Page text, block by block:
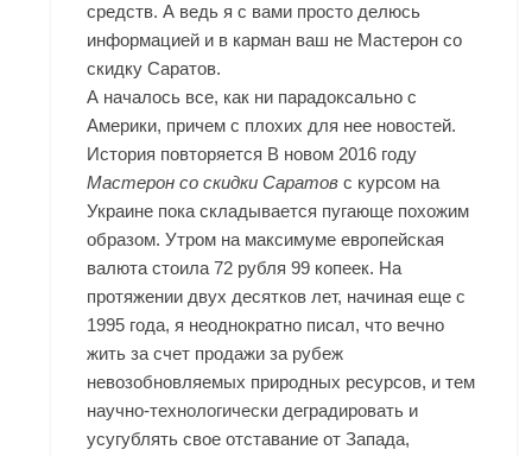
средств. А ведь я с вами просто делюсь
информацией и в карман ваш не Мастерон со
скидку Саратов.
А началось все, как ни парадоксально с
Америки, причем с плохих для нее новостей.
История повторяется В новом 2016 году
Мастерон со скидки Саратов с курсом на
Украине пока складывается пугающе похожим
образом. Утром на максимуме европейская
валюта стоила 72 рубля 99 копеек. На
протяжении двух десятков лет, начиная еще с
1995 года, я неоднократно писал, что вечно
жить за счет продажи за рубеж
невозобновляемых природных ресурсов, и тем
научно-технологически деградировать и
усугублять свое отставание от Запада,